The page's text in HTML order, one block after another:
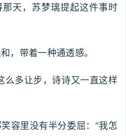
天，苏梦璃提起这件事时
，带着一种通透感。
么多让步，诗诗又一直这样
容里没有半分委屈：“我怎